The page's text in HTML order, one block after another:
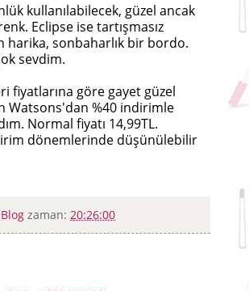
kullanılabilecek, güzel ancak
Eclipse ise tartışmasız
harika, sonbaharlık bir bordo.
sevdim.
fiyatlarına göre gayet güzel
Watsons'dan %40 indirimle
Normal fiyatı 14,99TL.
dönemlerinde düşünülebilir
zaman: 20:26:00